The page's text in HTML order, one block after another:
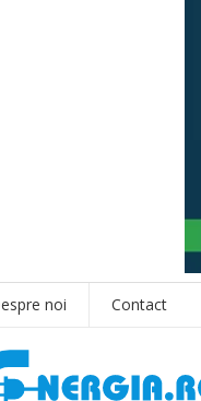
noi Contact